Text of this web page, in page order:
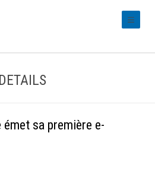
DETAILS
sa première e-